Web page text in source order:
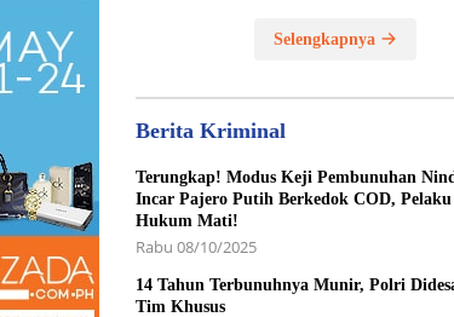
Selengkapnya
Berita Kriminal
Terungkap! Modus Keji Pembunuhan
Incar Pajero Putih Berkedok COD, Pelaku
Hukum Mati!
Rabu 08/10/2025
14 Tahun Terbunuhnya Munir, Polri
Tim Khusus